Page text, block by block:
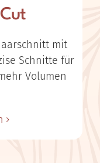
mit
Schnitte für
Volumen